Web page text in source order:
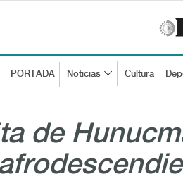
PORTADA Noticias Cultura
de